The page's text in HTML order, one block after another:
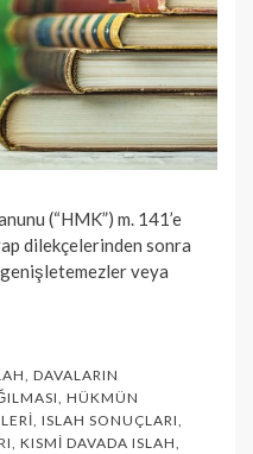
(“HMK”) m. 141’e
dilekçelerinden sonra
veya
, DAVALARIN
, HÜKMÜN
, ISLAH SONUÇLARI,
, KISMI DAVADA ISLAH,